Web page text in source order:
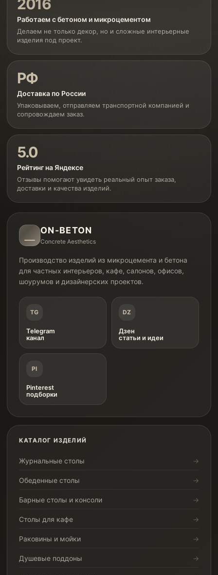
2016
Работаем с бетоном и микроцементом
Делаем не только декор, но и сложные интерьерные
изделия под проект.
РФ
Доставка по России
Упаковываем, отправляем транспортной компанией и
сопровождаем заказ.
5.0
Рейтинг на Яндексе
Отзывы помогают увидеть реальный опыт заказа,
доставки и качества изделий.
ON-BETON
Concrete Aesthetics
Производство изделий из микроцемента и бетона
для частных интерьеров, кафе, салонов, офисов,
шоурумов и дизайнерских проектов.
TG
Telegram
канал
DZ
Дзен
статьи и идеи
PI
Pinterest
подборки
КАТАЛОГ ИЗДЕЛИЙ
Журнальные столы
Обеденные столы
Барные столы и консоли
Столы для кафе
Раковины и мойки
Душевые поддоны